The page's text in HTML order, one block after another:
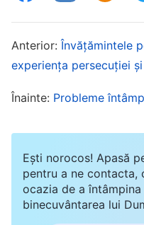
generale,
conformitate cu
cauți să ai iubirea
există practici mai
lucruri” (Cuvântul, Vol.
Dumnezeu,
Anterior:Învățămintele
experiența persecuției
Înainte: Probleme
Ești norocos! Apasă
pentru a ne contacta,
ocazia de a
binecuvântarea lui